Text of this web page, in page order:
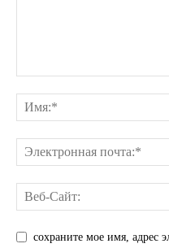
Связаться с нами
Политика
Отказ от ответственности
Мой аккаунт
сохраните мое имя, адрес